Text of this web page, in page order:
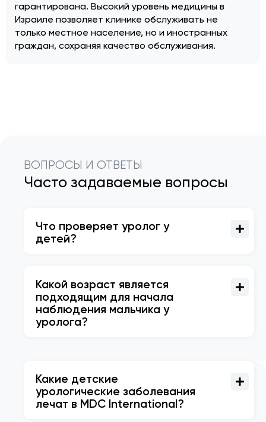
гарантирована. Высокий уровень медицины в
Израиле позволяет клинике обслуживать не
только местное население, но и иностранных
граждан, сохраняя качество обслуживания.
ВОПРОСЫ И ОТВЕТЫ
Часто задаваемые вопросы
Что проверяет уролог у
детей?
Какой возраст является
подходящим для начала
наблюдения мальчика у
уролога?
Какие детские
урологические заболевания
лечат в MDC International?